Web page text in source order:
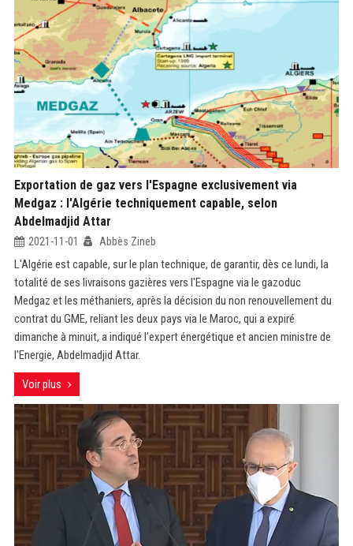
Exportation de gaz vers l'Espagne exclusivement via
Medgaz : l'Algérie techniquement capable, selon
Abdelmadjid Attar
2021-11-01 Abbès Zineb
L'Algérie est capable, sur le plan technique, de garantir, dès ce lundi, la
totalité de ses livraisons gazières vers l'Espagne via le gazoduc
Medgaz et les méthaniers, après la décision du non renouvellement du
contrat du GME, reliant les deux pays via le Maroc, qui a expiré
dimanche à minuit, a indiqué l'expert énergétique et ancien ministre de
l'Energie, Abdelmadjid Attar.
Voir plus